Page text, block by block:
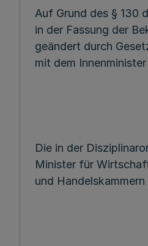
Auf Grund des § 130
in der Fassung der
geändert durch
mit dem
Die in der
Minister für
und Handelskammern